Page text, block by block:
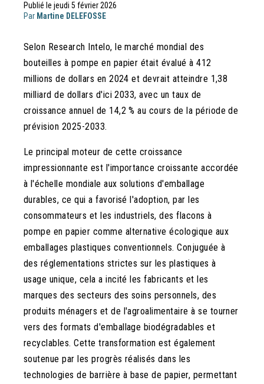
Publié le jeudi 5 février 2026
Par Martine DELEFOSSE
Selon Research Intelo, le marché mondial des
bouteilles à pompe en papier était évalué à 412
millions de dollars en 2024 et devrait atteindre 1,38
milliard de dollars d'ici 2033, avec un taux de
croissance annuel de 14,2 % au cours de la période de
prévision 2025-2033.
Le principal moteur de cette croissance
impressionnante est l'importance croissante accordée
à l'échelle mondiale aux solutions d'emballage
durables, ce qui a favorisé l'adoption, par les
consommateurs et les industriels, des flacons à
pompe en papier comme alternative écologique aux
emballages plastiques conventionnels. Conjuguée à
des réglementations strictes sur les plastiques à
usage unique, cela a incité les fabricants et les
marques des secteurs des soins personnels, des
produits ménagers et de l'agroalimentaire à se tourner
vers des formats d'emballage biodégradables et
recyclables. Cette transformation est également
soutenue par les progrès réalisés dans les
technologies de barrière à base de papier, permettant